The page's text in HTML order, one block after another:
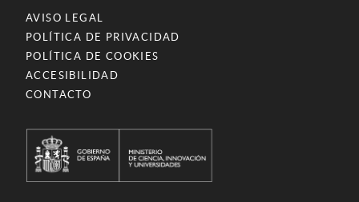
AVISO LEGAL
POLÍTICA DE PRIVACIDAD
POLÍTICA DE COOKIES
ACCESIBILIDAD
CONTACTO